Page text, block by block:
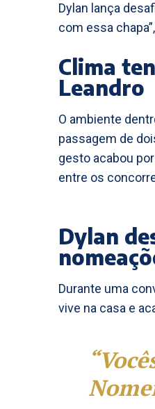
Dylan lança
com essa
Clima
Leandro
O ambiente
passagem de
gesto acabou
entre os
Dylan
Durante uma
vive na casa e